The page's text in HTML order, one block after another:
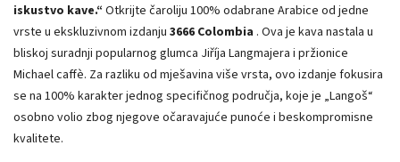
iskustvo kave.“ Otkrijte čaroliju 100% odabrane Arabice od jedne
vrste u ekskluzivnom izdanju 3666 Colombia . Ova je kava nastala u
bliskoj suradnji popularnog glumca Jiříja Langmajera i pržionice
Michael caffè. Za razliku od mješavina više vrsta, ovo izdanje fokusira
se na 100% karakter jednog specifičnog područja, koje je „Langoš“
osobno volio zbog njegove očaravajuće punoće i beskompromisne
kvalitete.